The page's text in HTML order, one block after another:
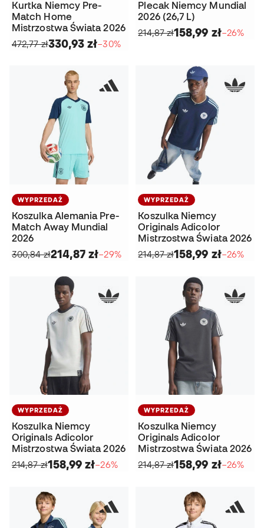
Kurtka Niemcy Pre-
Match Home
Mistrzostwa Świata 2026
472,77 zł330,93 zł−30%
Plecak Niemcy Mundial
2026 (26,7 L)
214,87 zł158,99 zł−26%
WYPRZEDAŻ
Koszulka Alemania Pre-
Match Away Mundial
2026
300,84 zł214,87 zł−29%
WYPRZEDAŻ
Koszulka Niemcy
Originals Adicolor
Mistrzostwa Świata 2026
214,87 zł158,99 zł−26%
WYPRZEDAŻ
Koszulka Niemcy
Originals Adicolor
Mistrzostwa Świata 2026
214,87 zł158,99 zł−26%
WYPRZEDAŻ
Koszulka Niemcy
Originals Adicolor
Mistrzostwa Świata 2026
214,87 zł158,99 zł−26%